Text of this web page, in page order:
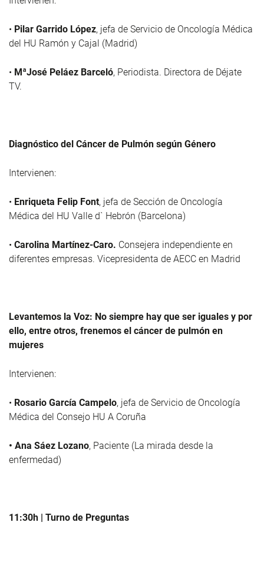
• Pilar Garrido López, jefa de Servicio de Oncología Médica
del HU Ramón y Cajal (Madrid)
• MªJosé Peláez Barceló, Periodista. Directora de Déjate
TV.
Diagnóstico del Cáncer de Pulmón según Género
Intervienen:
• Enriqueta Felip Font, jefa de Sección de Oncología
Médica del HU Valle d` Hebrón (Barcelona)
• Carolina Martínez-Caro. Consejera independiente en
diferentes empresas. Vicepresidenta de AECC en Madrid
Levantemos la Voz: No siempre hay que ser iguales y por
ello, entre otros, frenemos el cáncer de pulmón en
mujeres
Intervienen:
• Rosario García Campelo, jefa de Servicio de Oncología
Médica del Consejo HU A Coruña
• Ana Sáez Lozano, Paciente (La mirada desde la
enfermedad)
11:30h | Turno de Preguntas